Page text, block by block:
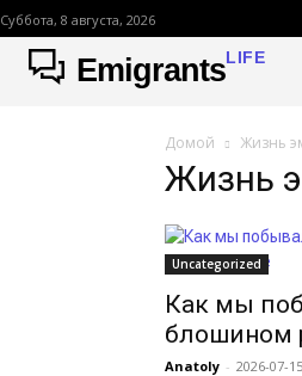
Суббота, 8 августа, 2026
EmigrantsLIFE
Домой Жизнь
Жизнь
Uncategorized
Как мы
блошином
Anatoly - 2026-07-15